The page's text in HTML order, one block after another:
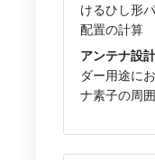
けるひし形
配置の計算
アンテナ設
ダー用途に
ナ素子の周